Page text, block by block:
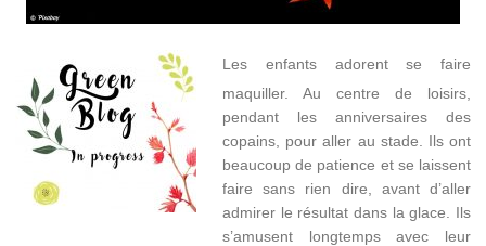
Les enfants adorent se faire
maquiller. Au centre de loisirs,
pendant les anniversaires des
copains, pour aller au stade. Ils ont
beaucoup de patience et se laissent
faire sans rien dire, avant d’aller
admirer le résultat dans la glace. Ils
s’amusent longtemps avec leur